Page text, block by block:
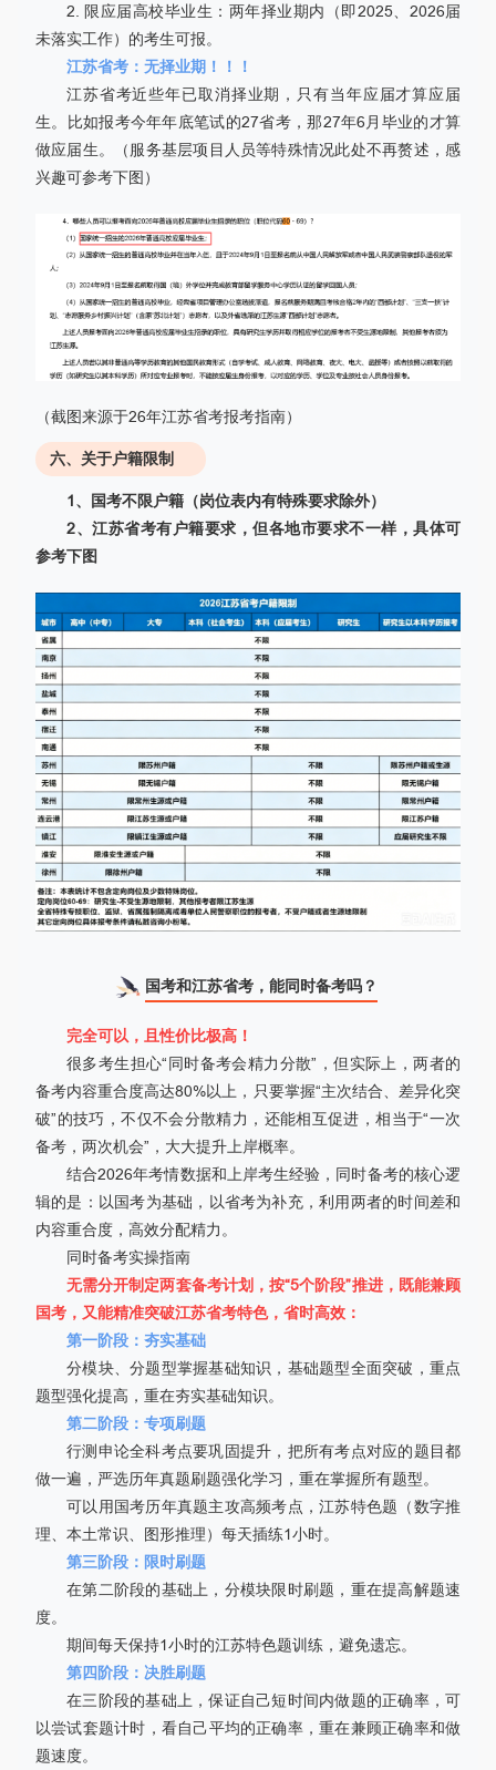
2. 限应届高校毕业生：两年择业期内（即2025、2026届
未落实工作）的考生可报。
江苏省考：无择业期！！！
江苏省考近些年已取消择业期，只有当年应届才算应届
生。比如报考今年年底笔试的27省考，那27年6月毕业的才算
做应届生。（服务基层项目人员等特殊情况此处不再赘述，感
兴趣可参考下图）
（截图来源于26年江苏省考报考指南）
六、关于户籍限制
1、国考不限户籍（岗位表内有特殊要求除外）
2、江苏省考有户籍要求，但各地市要求不一样，具体可
参考下图
国考和江苏省考，能同时备考吗？
完全可以，且性价比极高！
很多考生担心“同时备考会精力分散”，但实际上，两者的
备考内容重合度高达80%以上，只要掌握“主次结合、差异化突
破”的技巧，不仅不会分散精力，还能相互促进，相当于“一次
备考，两次机会”，大大提升上岸概率。
结合2026年考情数据和上岸考生经验，同时备考的核心逻
辑的是：以国考为基础，以省考为补充，利用两者的时间差和
内容重合度，高效分配精力。
同时备考实操指南
无需分开制定两套备考计划，按“5个阶段”推进，既能兼顾
国考，又能精准突破江苏省考特色，省时高效：
第一阶段：夯实基础
分模块、分题型掌握基础知识，基础题型全面突破，重点
题型强化提高，重在夯实基础知识。
第二阶段：专项刷题
行测申论全科考点要巩固提升，把所有考点对应的题目都
做一遍，严选历年真题刷题强化学习，重在掌握所有题型。
可以用国考历年真题主攻高频考点，江苏特色题（数字推
理、本土常识、图形推理）每天插练1小时。
第三阶段：限时刷题
在第二阶段的基础上，分模块限时刷题，重在提高解题速
度。
期间每天保持1小时的江苏特色题训练，避免遗忘。
第四阶段：决胜刷题
在三阶段的基础上，保证自己短时间内做题的正确率，可
以尝试套题计时，看自己平均的正确率，重在兼顾正确率和做
题速度。